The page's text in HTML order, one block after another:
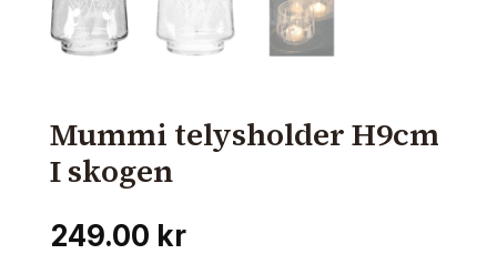
Mummi telysholder H9cm
I skogen
249.00 kr